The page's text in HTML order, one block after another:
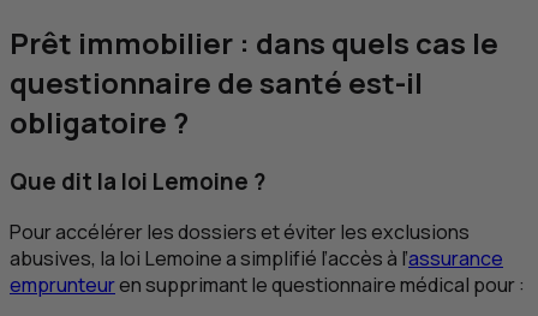
Prêt immobilier : dans quels cas le
questionnaire de santé est-il
obligatoire ?
Que dit la loi Lemoine ?
Pour accélérer les dossiers et éviter les exclusions
abusives, la loi Lemoine a simplifié l’accès à l’assurance
emprunteuren supprimant le questionnaire médical pour :